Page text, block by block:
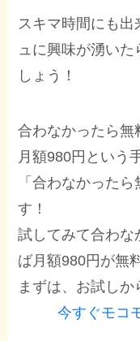
スキマ時間にも
ュに興味が湧い
しょう！
合わなかったら無
月額980円という
「合わなかった
す！
試してみて合わな
ば月額980円が無
まずは、お試しか
今すぐモコ